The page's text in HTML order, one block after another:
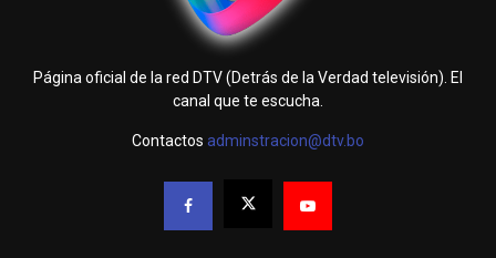
Página oficial de la red DTV (Detrás de la Verdad televisión). El
canal que te escucha.
Contactos adminstracion@dtv.bo